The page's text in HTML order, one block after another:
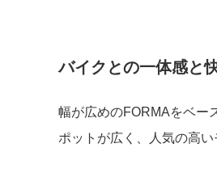
バイクとの一体感と
幅が広めのFORMAをベー
ポットが広く、人気の高い